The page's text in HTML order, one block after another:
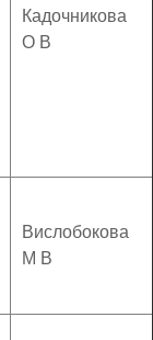
Кадочникова
О В
Вислобокова
М В